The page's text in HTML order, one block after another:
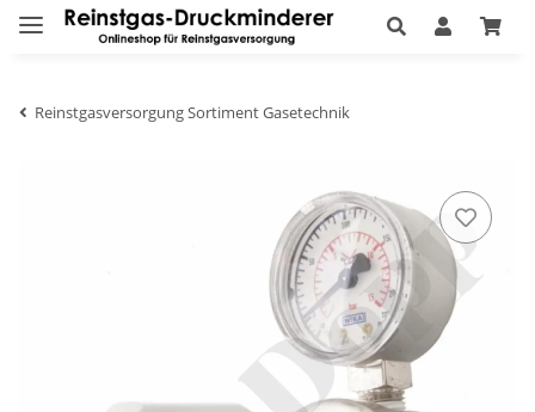
Reinstgasversorgung Sortiment Gasetechnik